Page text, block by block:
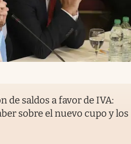
de saldos a favor de IVA:
sobre el nuevo cupo y los